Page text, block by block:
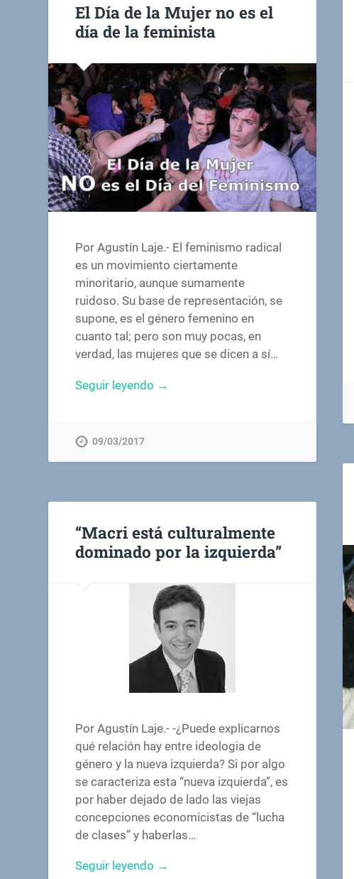
El Día de la Mujer no es el
día de la feminista
Por Agustín Laje.- El feminismo radical
es un movimiento ciertamente
minoritario, aunque sumamente
ruidoso. Su base de representación, se
supone, es el género femenino en
cuanto tal; pero son muy pocas, en
verdad, las mujeres que se dicen a sí…
Seguir leyendo →
09/03/2017
“Macri está culturalmente
dominado por la izquierda”
Por Agustín Laje.- -¿Puede explicarnos
qué relación hay entre ideologia de
género y la nueva izquierda? Si por algo
se caracteriza esta “nueva izquierda”, es
por haber dejado de lado las viejas
concepciones economicistas de “lucha
de clases” y haberlas…
Seguir leyendo →